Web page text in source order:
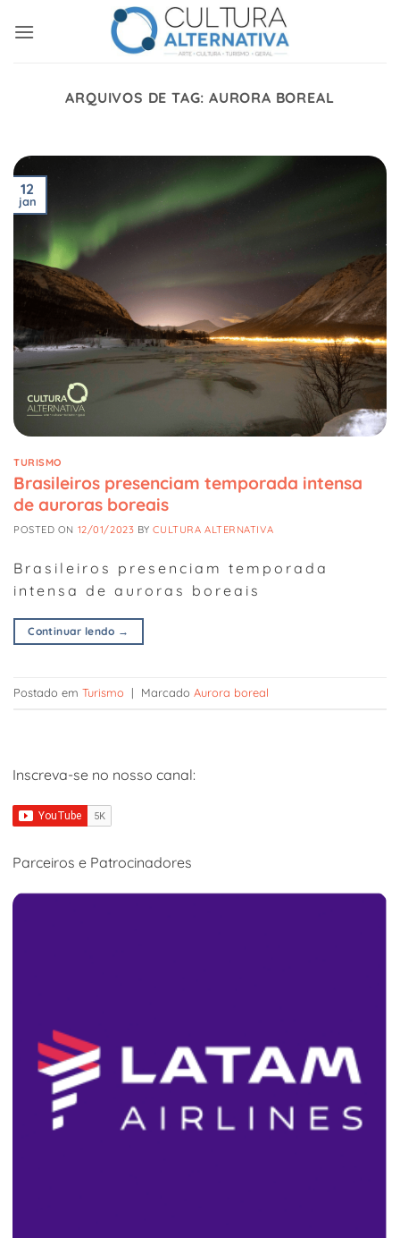
ARQUIVOS DE TAG:AURORA BOREAL
12
jan
TURISMO
Brasileiros presenciam temporada intensa
de auroras boreais
POSTED ON 12/01/2023 BYCULTURA ALTERNATIVA
Brasileiros presenciam temporada
intensa de auroras boreais
Continuar lendo →
Postado em Turismo | Marcado Aurora boreal
Inscreva-se no nosso canal:
Parceiros e Patrocinadores